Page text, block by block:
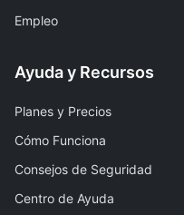
Empleo
Ayuda y Recursos
Planes y Precios
Cómo Funciona
Consejos de Seguridad
Centro de Ayuda